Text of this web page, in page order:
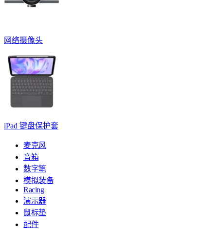
网络摄像头
iPad 键盘保护套
麦克风
音箱
数字笔
模拟装备
Racing
演示器
鼠标垫
配件